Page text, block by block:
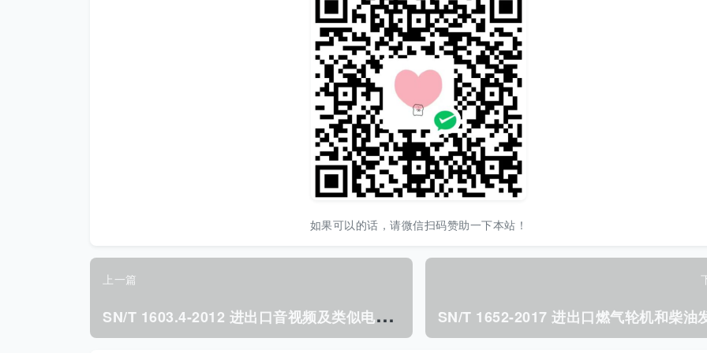
如果可以的话，请微信扫码赞助一下本站！
上一篇
S
N/T 1603.4-2012 进出口音视频及类似电子设备检验规程 第4部分:视盘机.pdf